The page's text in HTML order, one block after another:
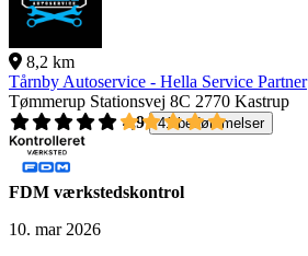
8,2 km
Tårnby Autoservice - Hella Service Partner
Tømmerup Stationsvej 8C 2770 Kastrup
4,9
41 bedømmelser
FDM værkstedskontrol
10. mar 2026